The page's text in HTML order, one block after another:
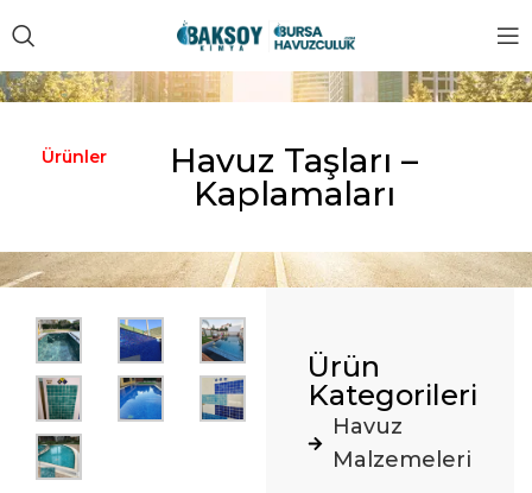
Ürünler
Havuz Taşları –
Kaplamaları
Ürün
Kategorileri
Havuz
Malzemeleri